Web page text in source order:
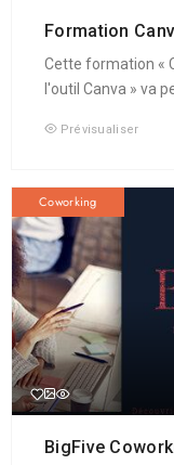
Formation
Cette formation «
l'outil Canva » va
Prévisualiser
Coworking
BigFive